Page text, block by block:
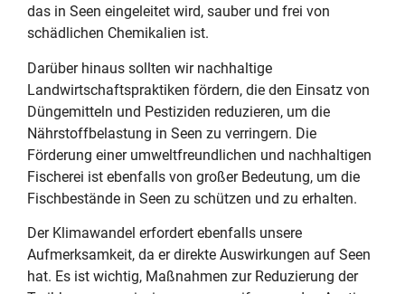
das in Seen eingeleitet wird, sauber und frei von
schädlichen Chemikalien ist.
Darüber hinaus sollten wir nachhaltige
Landwirtschaftspraktiken fördern, die den Einsatz von
Düngemitteln und Pestiziden reduzieren, um die
Nährstoffbelastung in Seen zu verringern. Die
Förderung einer umweltfreundlichen und nachhaltigen
Fischerei ist ebenfalls von großer Bedeutung, um die
Fischbestände in Seen zu schützen und zu erhalten.
Der Klimawandel erfordert ebenfalls unsere
Aufmerksamkeit, da er direkte Auswirkungen auf Seen
hat. Es ist wichtig, Maßnahmen zur Reduzierung der